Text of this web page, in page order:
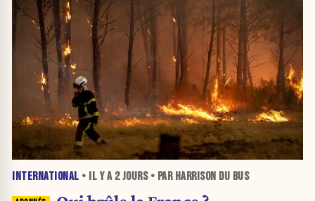
INTERNATIONAL • IL Y A 2 JOURS• PAR HARRISON DU BUS